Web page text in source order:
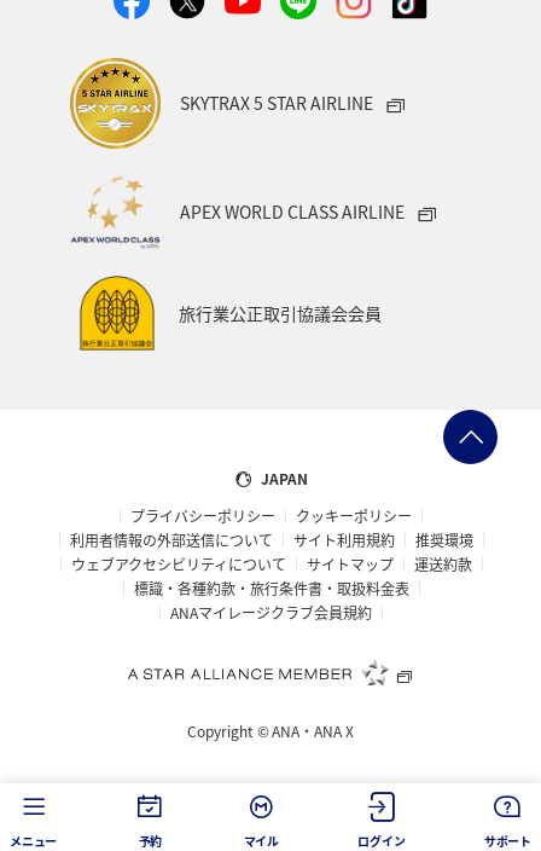
SKYTRAX 5 STAR AIRLINE
APEX WORLD CLASS AIRLINE
旅行業公正取引協議会会員
JAPAN
プライバシーポリシー
クッキーポリシー
利用者情報の外部送信について
サイト利用規約
推奨環境
ウェブアクセシビリティについて
サイトマップ
運送約款
標識・各種約款・旅行条件書・取扱料金表
ANAマイレージクラブ会員規約
Copyright ©ANA・ANA X
メニュー 予約 マイル ログイン サポート